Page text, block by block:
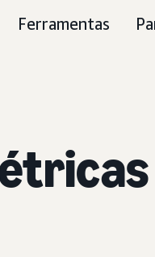
Ferramentas